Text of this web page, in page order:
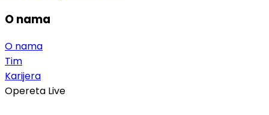
O nama
O nama
Tim
Karijera
Opereta Live